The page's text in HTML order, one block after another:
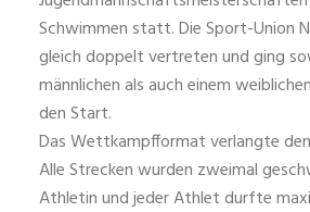
Schwimmen statt. Die Sport-Union
gleich doppelt vertreten und ging
männlichen als auch einem
den Start.
Das Wettkampfformat verlangte
Alle Strecken wurden zweimal
Athletin und jeder Athlet durfte